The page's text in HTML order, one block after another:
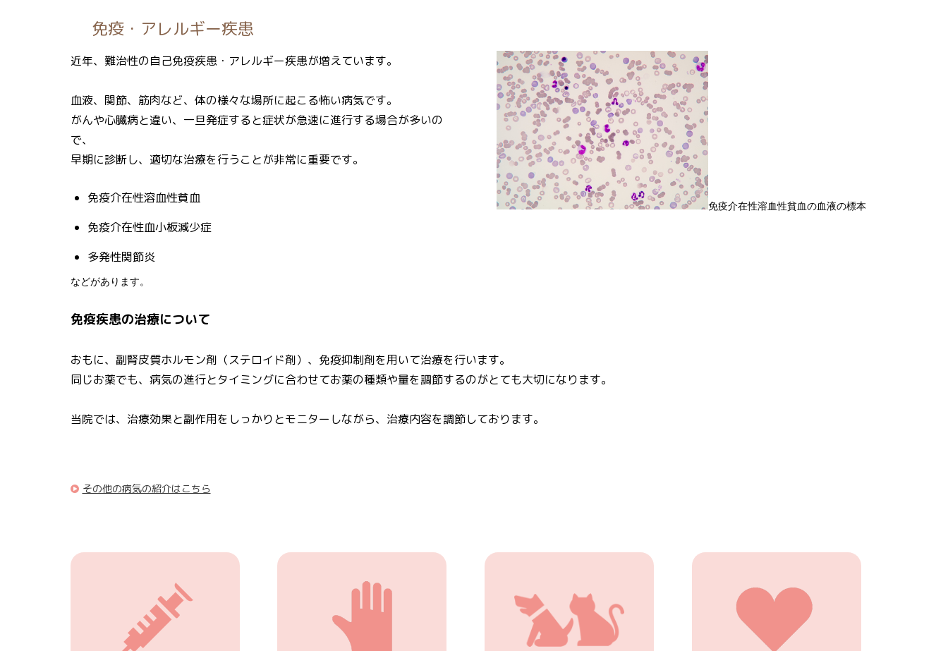
免疫・アレルギー疾患
近年、難治性の自己免疫疾患・アレルギー疾患が増えています。
血液、関節、筋肉など、体の様々な場所に起こる怖い病気です。
がんや心臓病と違い、一旦発症すると症状が急速に進行する場合が多いの
で、
早期に診断し、適切な治療を行うことが非常に重要です。
免疫介在性溶血性貧血
免疫介在性血小板減少症
多発性関節炎
などがあります。
免疫介在性溶血性貧血の血液の標本
免疫疾患の治療について
おもに、副腎皮質ホルモン剤（ステロイド剤）、免疫抑制剤を用いて治療を行います。
同じお薬でも、病気の進行とタイミングに合わせてお薬の種類や量を調節するのがとても大切になります。
当院では、治療効果と副作用をしっかりとモニターしながら、治療内容を調節しております。
その他の病気の紹介はこちら